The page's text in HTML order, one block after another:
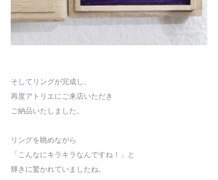
そしてリングが完成し、
再度アトリエにご来店いただき
ご納品いたしました。
リングを眺めながら
「こんなにキラキラなんですね！」と
輝きに驚かれていましたね。